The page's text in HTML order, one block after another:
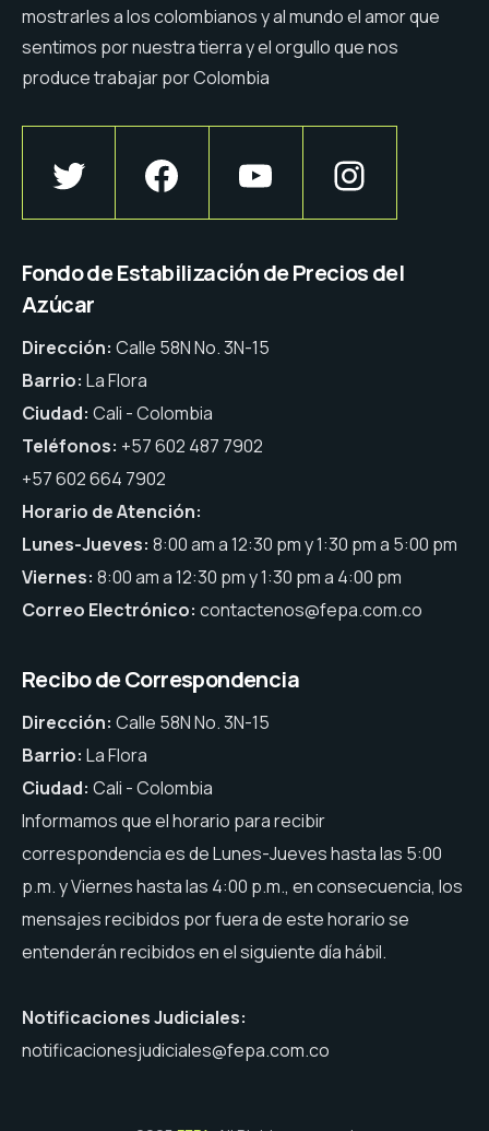
mostrarles a los colombianos y al mundo el amor que
sentimos por nuestra tierra y el orgullo que nos
produce trabajar por Colombia
Fondo de Estabilización de Precios del
Azúcar
Dirección: Calle 58N No. 3N-15
Barrio: La Flora
Ciudad: Cali - Colombia
Teléfonos: +57 602 487 7902
+57 602 664 7902
Horario de Atención:
Lunes-Jueves: 8:00 am a 12:30 pm y 1:30 pm a 5:00 pm
Viernes: 8:00 am a 12:30 pm y 1:30 pm a 4:00 pm
Correo Electrónico: contactenos@fepa.com.co
Recibo de Correspondencia
Dirección: Calle 58N No. 3N-15
Barrio: La Flora
Ciudad: Cali - Colombia
Informamos que el horario para recibir
correspondencia es de Lunes-Jueves hasta las 5:00
p.m. y Viernes hasta las 4:00 p.m., en consecuencia, los
mensajes recibidos por fuera de este horario se
entenderán recibidos en el siguiente día hábil.
Notificaciones Judiciales:
notificacionesjudiciales@fepa.com.co